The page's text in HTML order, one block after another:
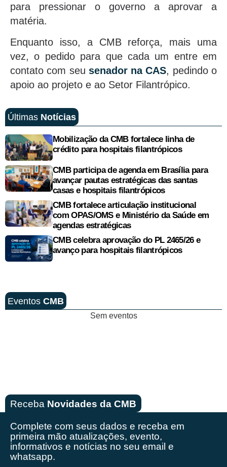
para pressionar o governo a aprovar a
matéria.
Enquanto isso, a CMB reforça, mais uma
vez, o pedido para que cada um entre em
contato com seu senador na CAS, pedindo o
apoio ao projeto e ao Setor Filantrópico.
Últimas Notícias
Mobilização da CMB fortalece linha de
crédito para hospitais filantrópicos
CMB participa de agenda em Brasília para
avançar pautas estratégicas das santas
casas e hospitais filantrópicos
CMB fortalece articulação institucional
com OPAS/OMS e Ministério da Saúde em
agendas estratégicas
CMB celebra aprovação do PL 2465/26 e
avanço para hospitais filantrópicos
Eventos CMB
Sem eventos
Receba Novidades da CMB
Complete com seus dados e receba em
primeira mão atualizações, evento,
informativos e notícias no seu email e
whatsapp.